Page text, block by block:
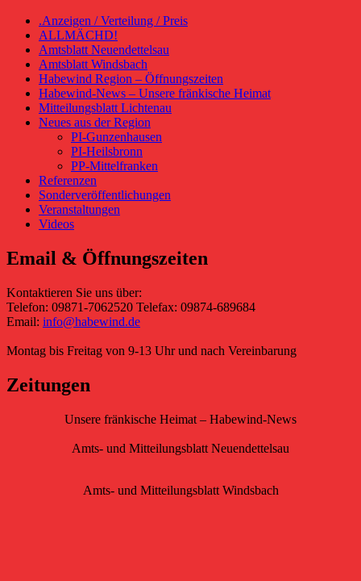
.Anzeigen / Verteilung / Preis
ALLMÄCHD!
Amtsblatt Neuendettelsau
Amtsblatt Windsbach
Habewind Region – Öffnungszeiten
Habewind-News – Unsere fränkische Heimat
Mitteilungsblatt Lichtenau
Neues aus der Region
PI-Gunzenhausen
PI-Heilsbronn
PP-Mittelfranken
Referenzen
Sonderveröffentlichungen
Veranstaltungen
Videos
Email & Öffnungszeiten
Kontaktieren Sie uns über:
Telefon: 09871-7062520 Telefax: 09874-689684
Email: info@habewind.de
Montag bis Freitag von 9-13 Uhr und nach Vereinbarung
Zeitungen
Unsere fränkische Heimat – Habewind-News
Amts- und Mitteilungsblatt Neuendettelsau
Amts- und Mitteilungsblatt Windsbach